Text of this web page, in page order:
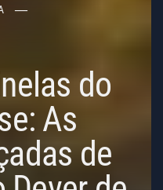
do
As
de